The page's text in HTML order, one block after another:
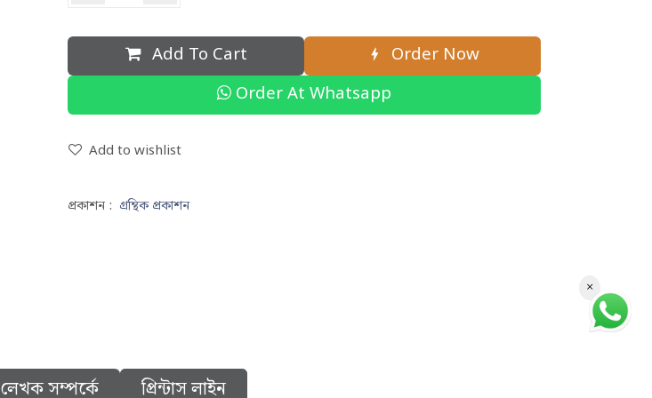
Add To Cart
Order Now
Order At Whatsapp
Add to wishlist
প্রকাশন : গ্রন্থিক প্রকাশন
লেখক সম্পর্কে প্রিন্টাস লাইন
×